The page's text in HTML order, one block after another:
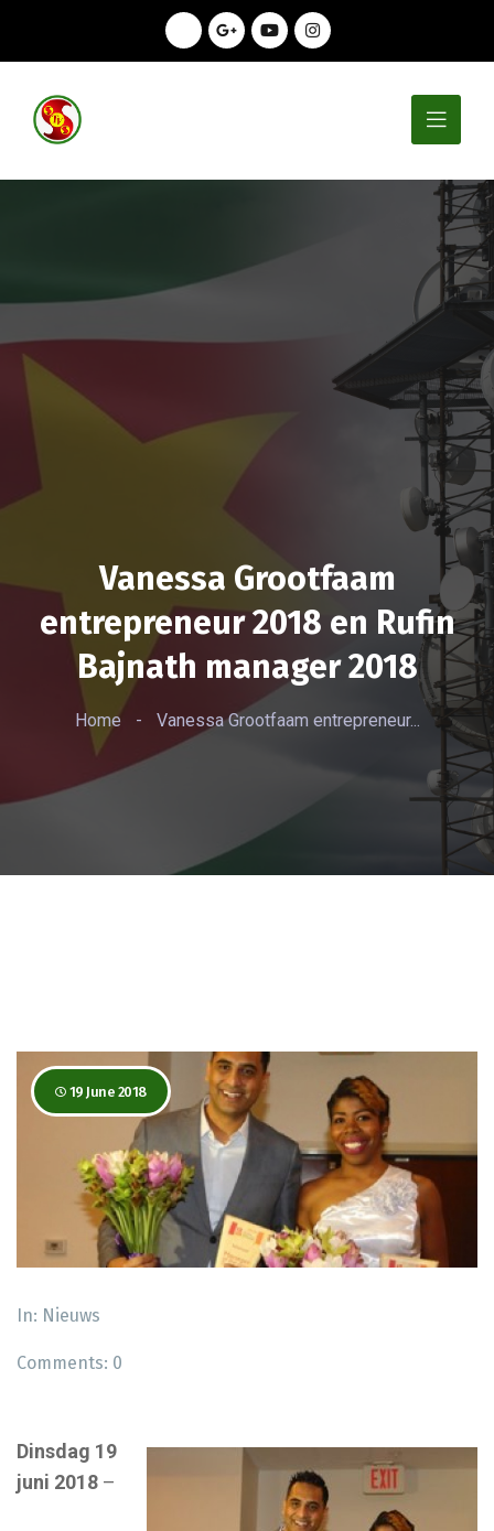
Vanessa Grootfaam
entrepreneur 2018 en Rufin
Bajnath manager 2018
Home - Vanessa Grootfaam entrepreneur...
19 June 2018
In: Nieuws
Comments: 0
Dinsdag 19
juni 2018 –